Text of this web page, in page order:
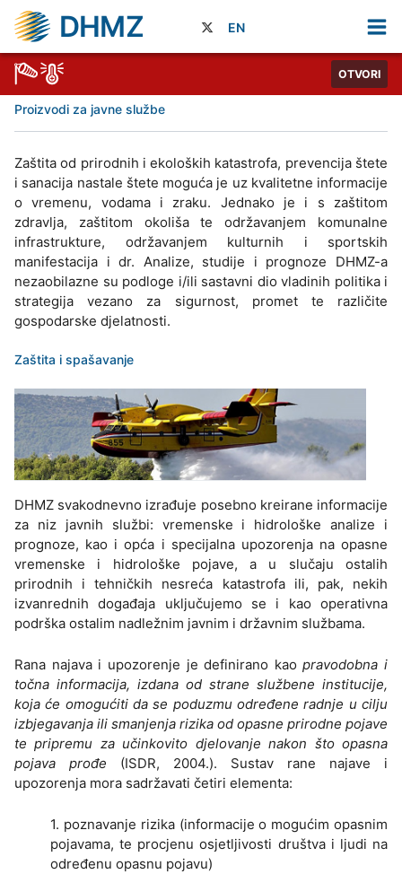
DHMZ EN
OTVORI
Proizvodi za javne službe
Zaštita od prirodnih i ekoloških katastrofa, prevencija štete
i sanacija nastale štete moguća je uz kvalitetne informacije
o vremenu, vodama i zraku. Jednako je i s zaštitom
zdravlja, zaštitom okoliša te održavanjem komunalne
infrastrukture, održavanjem kulturnih i sportskih
manifestacija i dr. Analize, studije i prognoze DHMZ-a
nezaobilazne su podloge i/ili sastavni dio vladinih politika i
strategija vezano za sigurnost, promet te različite
gospodarske djelatnosti.
Zaštita i spašavanje
DHMZ svakodnevno izrađuje posebno kreirane informacije
za niz javnih službi: vremenske i hidrološke analize i
prognoze, kao i opća i specijalna upozorenja na opasne
vremenske i hidrološke pojave, a u slučaju ostalih
prirodnih i tehničkih nesreća katastrofa ili, pak, nekih
izvanrednih događaja uključujemo se i kao operativna
podrška ostalim nadležnim javnim i državnim službama.
Rana najava i upozorenje je definirano kaopravodobna i
točna informacija, izdana od strane službene institucije,
koja će omogućiti da se poduzmu određene radnje u cilju
izbjegavanja ili smanjenja rizika od opasne prirodne pojave
te pripremu za učinkovito djelovanje nakon što opasna
pojava prođe (ISDR, 2004.). Sustav rane najave i
upozorenja mora sadržavati četiri elementa:
1. poznavanje rizika (informacije o mogućim opasnim
pojavama, te procjenu osjetljivosti društva i ljudi na
određenu opasnu pojavu)